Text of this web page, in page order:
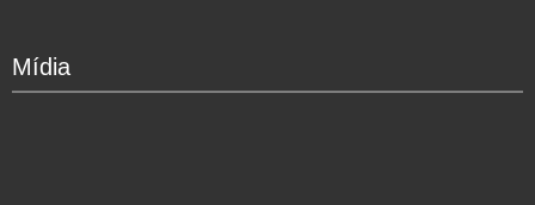
Mídia